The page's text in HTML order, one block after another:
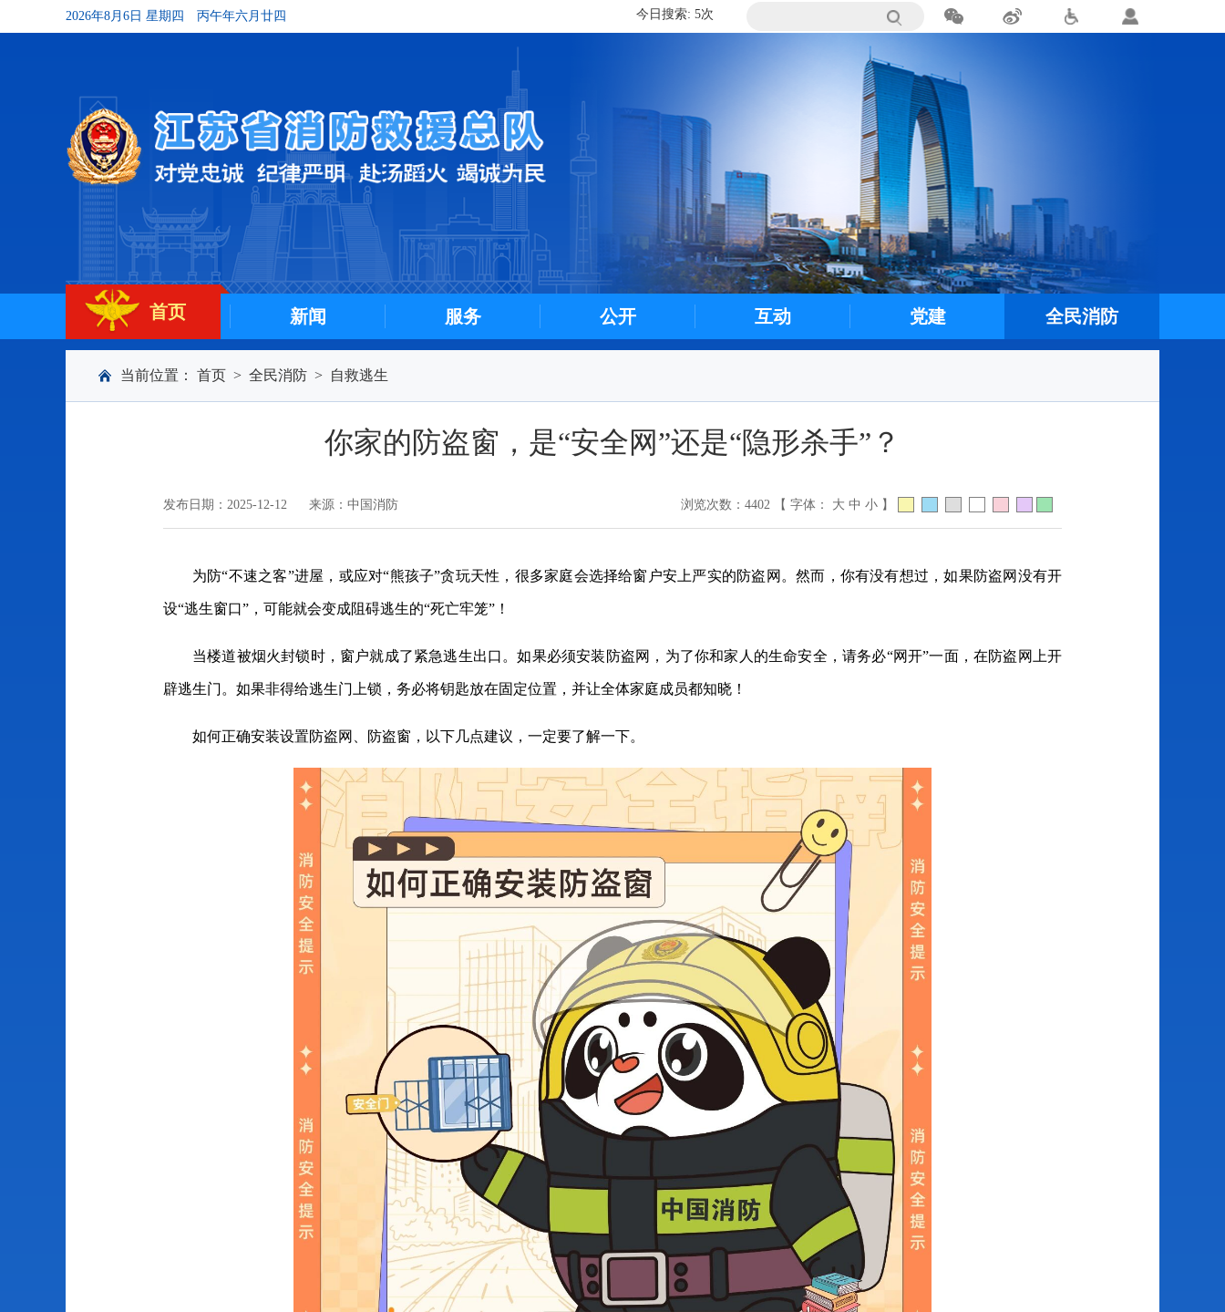
2026年8月6日 星期四 丙午年六月廿四
历史搜索: 182885次
今日搜索: 5次
首页 新闻 服务 公开 互动 党建 全民消防
当前位置： 首页 > 全民消防 > 自救逃生
你家的防盗窗，是“安全网”还是“隐形杀手”？
发布日期：2025-12-12 来源：中国消防 浏览次数： 4402 【 字体： 大 中 小 】
为防“不速之客”进屋，或应对“熊孩子”贪玩天性，很多家庭会选择给窗户安上严实的防盗网。然而，你有没有想过，如果防盗网没有开
设“逃生窗口”，可能就会变成阻碍逃生的“死亡牢笼”！
当楼道被烟火封锁时，窗户就成了紧急逃生出口。如果必须安装防盗网，为了你和家人的生命安全，请务必“网开”一面，在防盗网上开
辟逃生门。如果非得给逃生门上锁，务必将钥匙放在固定位置，并让全体家庭成员都知晓！
如何正确安装设置防盗网、防盗窗，以下几点建议，一定要了解一下。